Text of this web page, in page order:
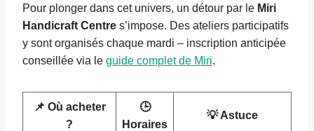
Pour plonger dans cet univers, un détour par le Miri
Handicraft Centre s’impose. Des ateliers participatifs
y sont organisés chaque mardi – inscription anticipée
conseillée via le guide complet de Miri.
📌 Où acheter
?
🕒
Horaires
💡 Astuce